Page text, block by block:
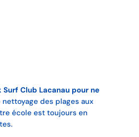
Club Lacanau pour ne
nettoyage des plages aux
école est toujours en